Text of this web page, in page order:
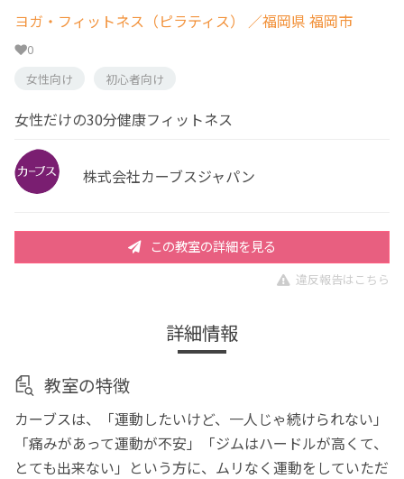
ヨガ・フィットネス（ピラティス） ／福岡県 福岡市
0
女性向け
初心者向け
女性だけの30分健康フィットネス
株式会社カーブスジャパン
この教室の詳細を見る
違反報告はこちら
詳細情報
教室の特徴
カーブスは、「運動したいけど、一人じゃ続けられない」
「痛みがあって運動が不安」「ジムはハードルが高くて、
とても出来ない」という方に、ムリなく運動をしていただ